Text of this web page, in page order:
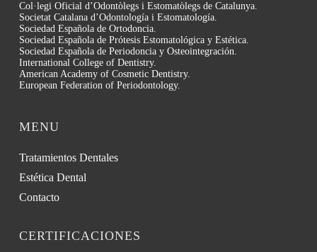
Col·legi Oficial d’Odontòlegs i Estomatòlegs de Catalunya.
Societat Catalana d’Odontología i Estomatología.
Sociedad Española de Ortodoncia.
Sociedad Española de Prótesis Estomatológica y Estética.
Sociedad Española de Periodoncia y Osteointegración.
International College of Dentistry.
American Academy of Cosmetic Dentistry.
European Federation of Periodontology.
MENU
Tratamientos Dentales
Estética Dental
Contacto
CERTIFICACIONES